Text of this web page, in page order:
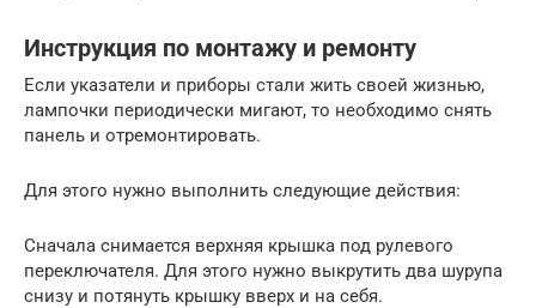
Инструкция по монтажу и ремонту
Если указатели и приборы стали жить своей жизнью,
лампочки периодически мигают, то необходимо снять
панель и отремонтировать.
Для этого нужно выполнить следующие действия:
Сначала снимается верхняя крышка под рулевого
переключателя. Для этого нужно выкрутить два шурупа
снизу и потянуть крышку вверх и на себя.